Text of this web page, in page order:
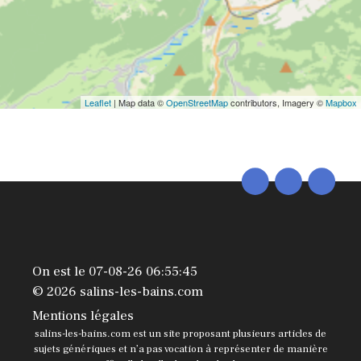
Leaflet | Map data ©OpenStreetMapcontributors, Imagery ©Mapbox
On est le 07-08-26 06:55:45
© 2026 salins-les-bains.com
Mentions légales
salins-les-bains.com est un site proposant plusieurs articles de
sujets génériques et n’a pas vocation à représenter de manière